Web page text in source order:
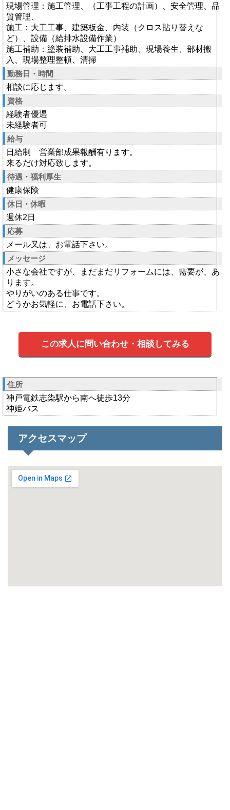
現場管理：施工管理、（工事工程の計画）、安全管理、品
質管理、
施工：大工工事、建築板金、内装（クロス貼り替えな
ど）、設備（給排水設備作業）
施工補助：塗装補助、大工工事補助、現場養生、部材搬
入、現場整理整頓、清掃
勤務日・時間
相談に応じます。
資格
経験者優遇
未経験者可
給与
日給制 営業部成果報酬有ります。
来るだけ対応致します。
待遇・福利厚生
健康保険
休日・休暇
週休2日
応募
メール又は、お電話下さい。
メッセージ
小さな会社ですが、まだまだリフォームには、需要が、あ
ります。
やりがいのある仕事です。
どうかお気軽に、お電話下さい。
この求人に問い合わせ・相談してみる
住所
神戸電鉄志染駅から南へ徒歩13分
神姫バス
アクセスマップ